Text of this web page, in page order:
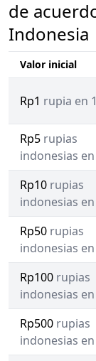
de
Indonesia
Valor inicial
Rp1 rupia en
Rp5 rupias
indonesias
Rp10 rupias
indonesias
Rp50 rupias
indonesias
Rp100 rupias
indonesias
Rp500 rupias
indonesias